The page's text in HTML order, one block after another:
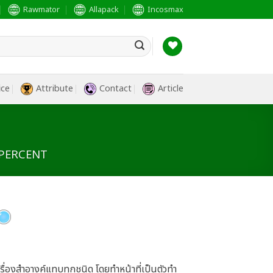
Rawmator Allapack Incosmax
Attribute Contact Article
งสำอางค์แทบทุกชนิด โดยทำหน้าที่เป็นตัวทำ